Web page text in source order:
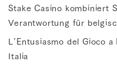
Stake Casino kombiniert
Verantwortung für
L’Entusiasmo del Gioco
Italia